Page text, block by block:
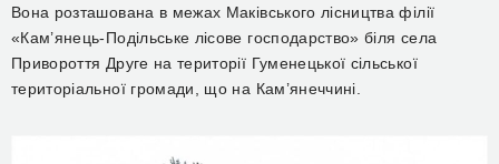
Вона розташована в межах Маківського лісництва філії
«Кам’янець-Подільське лісове господарство» біля села
Привороття Друге на території Гуменецької сільської
територіальної громади, що на Кам’янеччині.